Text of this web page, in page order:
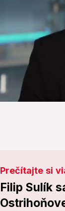
Prečítajte si
Filip Sulík